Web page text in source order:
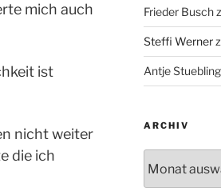
mich auch
ist
nicht weiter
die ich
Frieder Busch
Steffi Werner
Antje Stuebling
ARCHIV